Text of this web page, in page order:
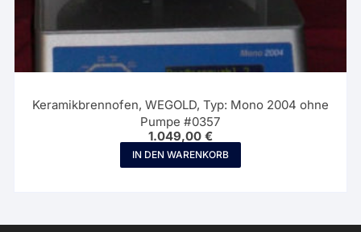
Keramikbrennofen, WEGOLD, Typ: Mono 2004 ohne
Pumpe #0357
1.049,00 €
IN DEN WARENKORB